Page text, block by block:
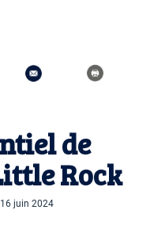
de
Rock
juin 2024